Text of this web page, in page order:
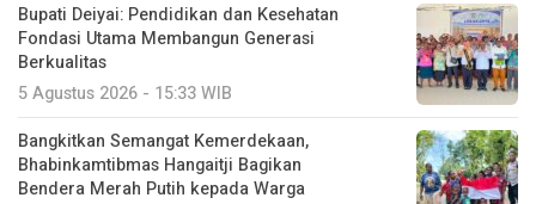
Bupati Deiyai: Pendidikan dan Kesehatan
Fondasi Utama Membangun Generasi
Berkualitas
5 Agustus 2026 - 15:33 WIB
Bangkitkan Semangat Kemerdekaan,
Bhabinkamtibmas Hangaitji Bagikan
Bendera Merah Putih kepada Warga